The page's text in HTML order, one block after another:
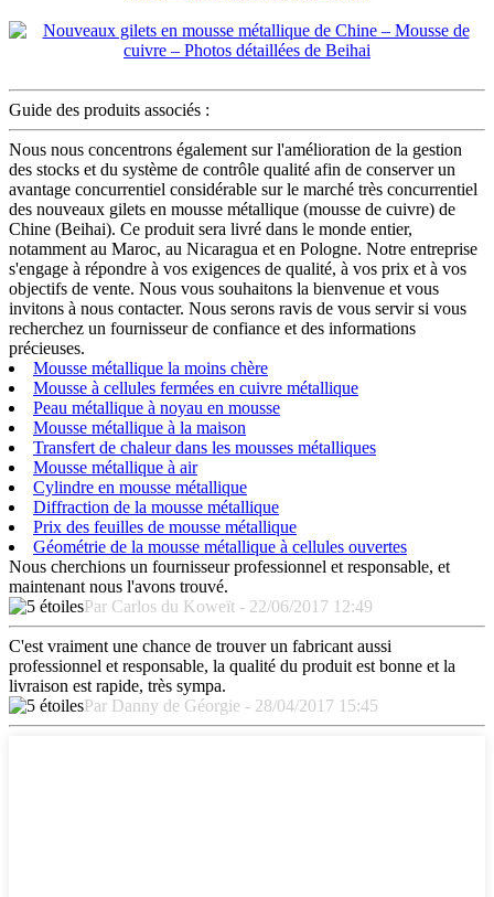
Guide des produits associés :
Nous nous concentrons également sur l'amélioration de la gestion
des stocks et du système de contrôle qualité afin de conserver un
avantage concurrentiel considérable sur le marché très concurrentiel
des nouveaux gilets en mousse métallique (mousse de cuivre) de
Chine (Beihai). Ce produit sera livré dans le monde entier,
notamment au Maroc, au Nicaragua et en Pologne. Notre entreprise
s'engage à répondre à vos exigences de qualité, à vos prix et à vos
objectifs de vente. Nous vous souhaitons la bienvenue et vous
invitons à nous contacter. Nous serons ravis de vous servir si vous
recherchez un fournisseur de confiance et des informations
précieuses.
Mousse métallique la moins chère
Mousse à cellules fermées en cuivre métallique
Peau métallique à noyau en mousse
Mousse métallique à la maison
Transfert de chaleur dans les mousses métalliques
Mousse métallique à air
Cylindre en mousse métallique
Diffraction de la mousse métallique
Prix ​​des feuilles de mousse métallique
Géométrie de la mousse métallique à cellules ouvertes
Nous cherchions un fournisseur professionnel et responsable, et
maintenant nous l'avons trouvé.
Par Carlos du Koweït - 22/06/2017 12:49
C'est vraiment une chance de trouver un fabricant aussi
professionnel et responsable, la qualité du produit est bonne et la
livraison est rapide, très sympa.
Par Danny de Géorgie - 28/04/2017 15:45